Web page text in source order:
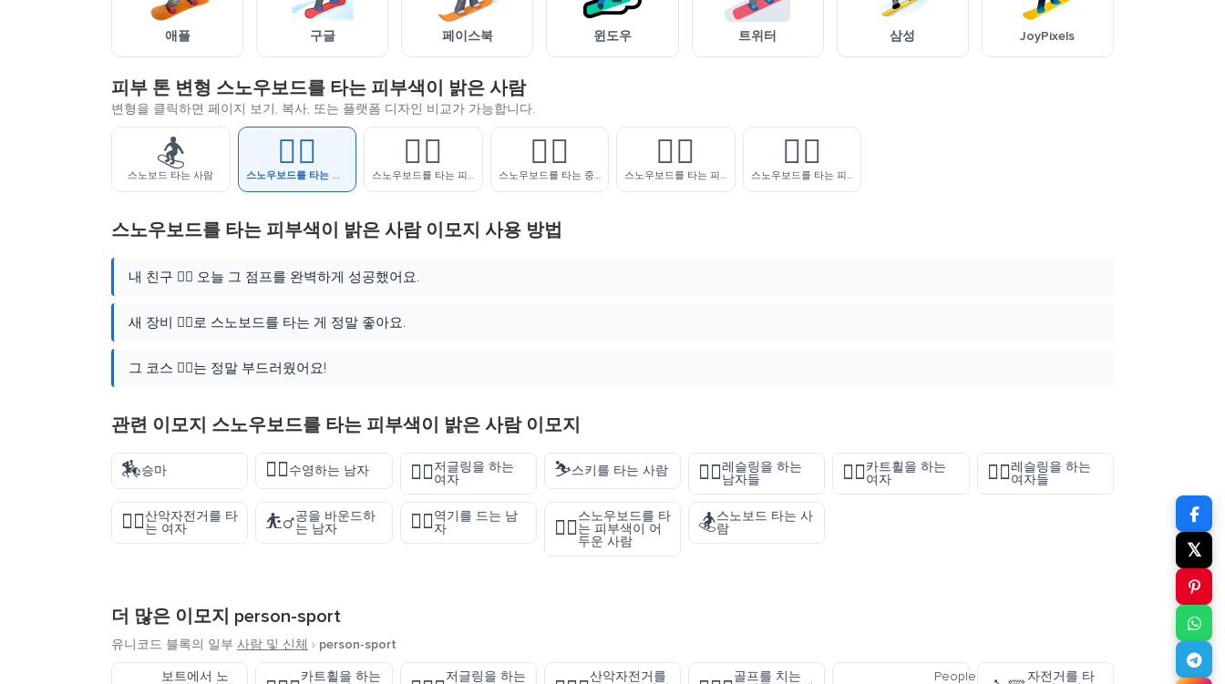
애플 구글 페이스북 윈도우 트위터 삼성 JoyPixels
피부 톤 변형 스노우보드를 타는 피부색이 밝은 사람
변형을 클릭하면 페이지 보기, 복사, 또는 플랫폼 디자인 비교가 가능합니다.
🏂
스노보드 타는 사람
🏂🏻
스노우보드를 타는 피부색이 밝은 사람
🏂🏼
스노우보드를 타는 피부색이 약간 밝은 사람
🏂🏽
스노우보드를 타는 중간톤 피부색의 사람
🏂🏾
스노우보드를 타는 피부색이 약간 어두운 사람
🏂🏿
스노우보드를 타는 피부색이 어두운 사람
스노우보드를 타는 피부색이 밝은 사람 이모지 사용 방법
내 친구 🏂🏻 오늘 그 점프를 완벽하게 성공했어요.
새 장비 🏂🏻로 스노보드를 타는 게 정말 좋아요.
그 코스 🏂🏻는 정말 부드러웠어요!
관련 이모지 스노우보드를 타는 피부색이 밝은 사람 이모지
🏇승마 🏊‍♂️수영하는 남자 🤹‍♀️저글링을 하는
여자
⛷️스키를 타는 사람 🤼‍♂️레슬링을 하는
남자들
🤸‍♀️카트휠을 하는
여자
🤼‍♀️레슬링을 하는
여자들
🚵‍♀️산악자전거를 타
는 여자
⛹️‍♂️공을 바운드하
는 남자
🏋️‍♂️역기를 드는 남
자
🏂🏿
스노우보드를 타
는 피부색이 어
두운 사람
🏂스노보드 타는 사
람
더 많은 이모지 person-sport
유니코드 블록의 일부 사람 및 신체 › person-sport
보트에서 노
카트휠을 하는
저글링을 하는
산악자전거를
골프를 치는
People
자전거를 타
𝕏